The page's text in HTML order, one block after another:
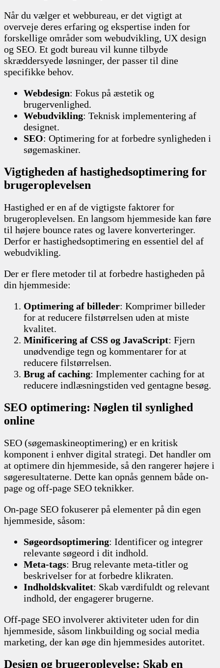
Når du vælger et webbureau, er det vigtigt at
overveje deres erfaring og ekspertise inden for
forskellige områder som webudvikling, UX design
og SEO. Et godt bureau vil kunne tilbyde
skræddersyede løsninger, der passer til dine
specifikke behov.
Webdesign: Fokus på æstetik og
brugervenlighed.
Webudvikling: Teknisk implementering af
designet.
SEO: Optimering for at forbedre synligheden i
søgemaskiner.
Vigtigheden af hastighedsoptimering for
brugeroplevelsen
Hastighed er en af de vigtigste faktorer for
brugeroplevelsen. En langsom hjemmeside kan føre
til højere bounce rates og lavere konverteringer.
Derfor er hastighedsoptimering en essentiel del af
webudvikling.
Der er flere metoder til at forbedre hastigheden på
din hjemmeside:
Optimering af billeder: Komprimer billeder
for at reducere filstørrelsen uden at miste
kvalitet.
Minificering af CSS og JavaScript: Fjern
unødvendige tegn og kommentarer for at
reducere filstørrelsen.
Brug af caching: Implementer caching for at
reducere indlæsningstiden ved gentagne besøg.
SEO optimering: Nøglen til synlighed
online
SEO (søgemaskineoptimering) er en kritisk
komponent i enhver digital strategi. Det handler om
at optimere din hjemmeside, så den rangerer højere i
søgeresultaterne. Dette kan opnås gennem både on-
page og off-page SEO teknikker.
On-page SEO fokuserer på elementer på din egen
hjemmeside, såsom:
Søgeordsoptimering: Identificer og integrer
relevante søgeord i dit indhold.
Meta-tags: Brug relevante meta-titler og
beskrivelser for at forbedre klikraten.
Indholdskvalitet: Skab værdifuldt og relevant
indhold, der engagerer brugerne.
Off-page SEO involverer aktiviteter uden for din
hjemmeside, såsom linkbuilding og social media
marketing, der kan øge din hjemmesides autoritet.
Design og brugeroplevelse: Skab en